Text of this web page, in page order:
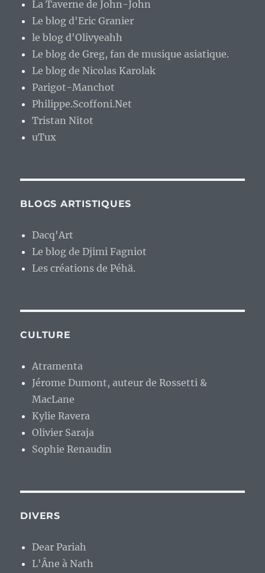
La Taverne de John-John
Le blog d'Eric Granier
le blog d'Olivyeahh
Le blog de Greg, fan de musique asiatique.
Le blog de Nicolas Karolak
Parigot-Manchot
Philippe.Scoffoni.Net
Tristan Nitot
uTux
BLOGS ARTISTIQUES
Dacq'Art
Le blog de Djimi Fagniot
Les créations de Péhä.
CULTURE
Atramenta
Jérome Dumont, auteur de Rossetti &
MacLane
Kylie Ravera
Olivier Saraja
Sophie Renaudin
DIVERS
Dear Pariah
L'Âne à Nath